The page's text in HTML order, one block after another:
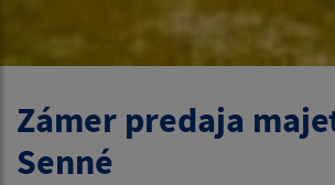
Zámer predaja
Senné